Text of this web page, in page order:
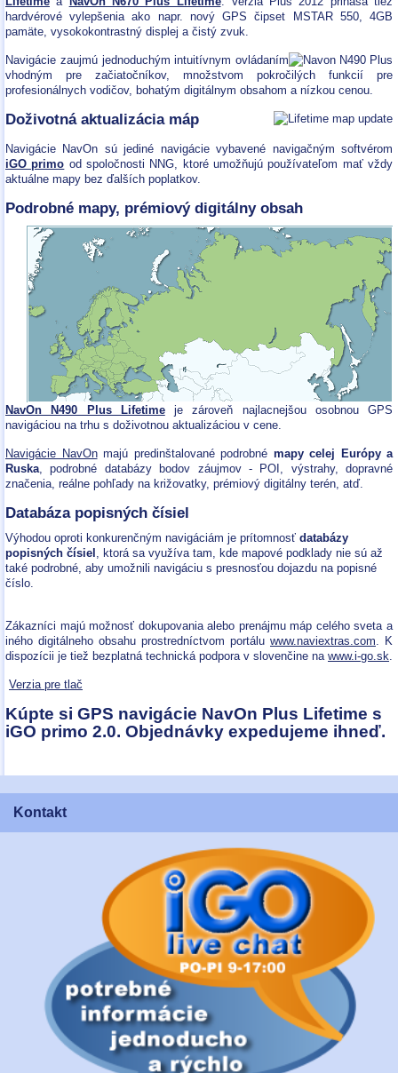
hardvérové vylepšenia ako napr. nový GPS čipset MSTAR 550, 4GB
pamäte, vysokokontrastný displej a čistý zvuk.
Navigácie zaujmú jednoduchým intuitívnym ovládaním
vhodným pre začiatočníkov, množstvom pokročilých funkcií pre
profesionálnych vodičov, bohatým digitálnym obsahom a nízkou cenou.
Doživotná aktualizácia máp
Navigácie NavOn sú jediné navigácie vybavené navigačným softvérom
iGO primo od spoločnosti NNG, ktoré umožňujú používateľom mať vždy
aktuálne mapy bez ďalších poplatkov.
Podrobné mapy, prémiový digitálny obsah
NavOn N490 Plus Lifetimeje zároveň najlacnejšou osobnou GPS
navigáciou na trhu s doživotnou aktualizáciou v cene.
Navigácie NavOnmajú predinštalované podrobné mapy celej Európy a
Ruska, podrobné databázy bodov záujmov - POI, výstrahy, dopravné
značenia, reálne pohľady na križovatky, prémiový digitálny terén, atď.
Databáza popisných čísiel
Výhodou oproti konkurenčným navigáciám je prítomnosť databázy
popisných čísiel , ktorá sa využíva tam, kde mapové podklady nie sú až
také podrobné, aby umožnili navigáciu s presnosťou dojazdu na popisné
číslo.
Zákazníci majú možnosť dokupovania alebo prenájmu máp celého sveta a
iného digitálneho obsahu prostredníctvom portálu www.naviextras.com. K
dispozícii je tiež bezplatná technická podpora v slovenčine na www.i-go.sk.
Verzia pre tlač
Kúpte si GPS navigácie NavOn Plus Lifetime s
iGO primo 2.0. Objednávky expedujeme ihneď.
Kontakt